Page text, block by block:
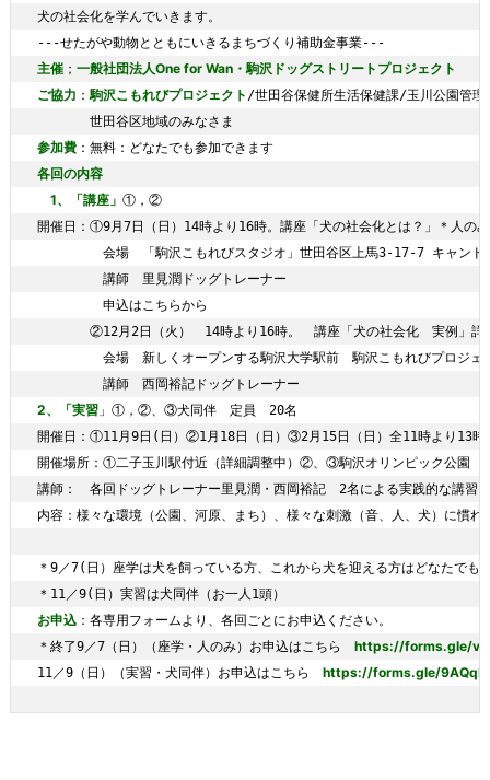
犬の社会化を学んでいきます。
主催； 一般社団法人One for Wan・駒沢ドッグストリートプロジェクト
ご協力 ：駒沢こもれびプロジェクト /世田谷保健所生活保健課/玉川公園管理
参加費 ：無料：どなたでも参加できます
各回の内容
1、「講座」 ①，②
開催日：①9月7日（日）14時より16時。講座「犬の社会化とは？」＊人の
会場　「駒沢こもれびスタジオ」世田谷区上馬3-17-7 キャンドウ駒
講師　里見潤ドッグトレーナー
申込はこちらから
②12月2日（火）　14時より16時。　講座「犬の社会化　実例」
会場　新しくオープンする駒沢大学駅前　駒沢こもれびプロジェク
2、「実習」①，②、③犬同伴　定員　20名
開催日：①11月9日(日）②1月18日（日）③2月15日（日）全11時より13時
開催場所：①二子玉川駅付近（詳細調整中）②、③駒沢オリンピック公園
講師：　各回ドッグトレーナー里見潤・西岡裕記　2名による実践的な講習
内容：様々な環境（公園、河原、まち）、様々な刺激（音、人、犬）に慣
＊9／7(日）座学は犬を飼っている方、これから犬を迎える方はどなたでも
お申込：各専用フォームより、各回ごとにお申込ください。
＊終了9／7（日）（座学・人のみ）お申込はこちら https://forms.gle/
11／9（日）（実習・犬同伴）お申込はこちら https://forms.gle/